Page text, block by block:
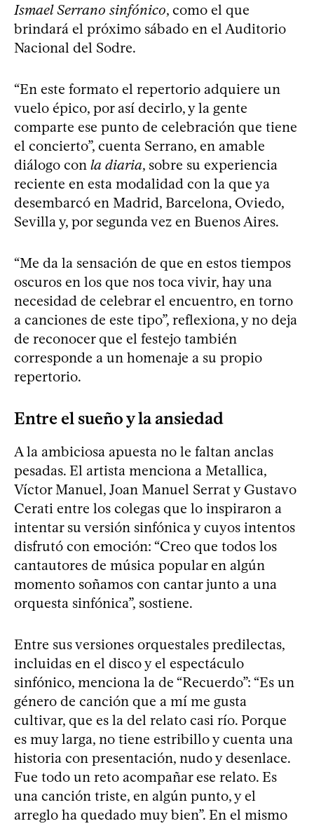
Ismael Serrano sinfónico, como el que
brindará el próximo sábado en el Auditorio
Nacional del Sodre.
“En este formato el repertorio adquiere un
vuelo épico, por así decirlo, y la gente
comparte ese punto de celebración que tiene
el concierto”, cuenta Serrano, en amable
diálogo con la diaria, sobre su experiencia
reciente en esta modalidad con la que ya
desembarcó en Madrid, Barcelona, Oviedo,
Sevilla y, por segunda vez en Buenos Aires.
“Me da la sensación de que en estos tiempos
oscuros en los que nos toca vivir, hay una
necesidad de celebrar el encuentro, en torno
a canciones de este tipo”, reflexiona, y no deja
de reconocer que el festejo también
corresponde a un homenaje a su propio
repertorio.
Entre el sueño y la ansiedad
A la ambiciosa apuesta no le faltan anclas
pesadas. El artista menciona a Metallica,
Víctor Manuel, Joan Manuel Serrat y Gustavo
Cerati entre los colegas que lo inspiraron a
intentar su versión sinfónica y cuyos intentos
disfrutó con emoción: “Creo que todos los
cantautores de música popular en algún
momento soñamos con cantar junto a una
orquesta sinfónica”, sostiene.
Entre sus versiones orquestales predilectas,
incluidas en el disco y el espectáculo
sinfónico, menciona la de “Recuerdo”: “Es un
género de canción que a mí me gusta
cultivar, que es la del relato casi río. Porque
es muy larga, no tiene estribillo y cuenta una
historia con presentación, nudo y desenlace.
Fue todo un reto acompañar ese relato. Es
una canción triste, en algún punto, y el
arreglo ha quedado muy bien”. En el mismo